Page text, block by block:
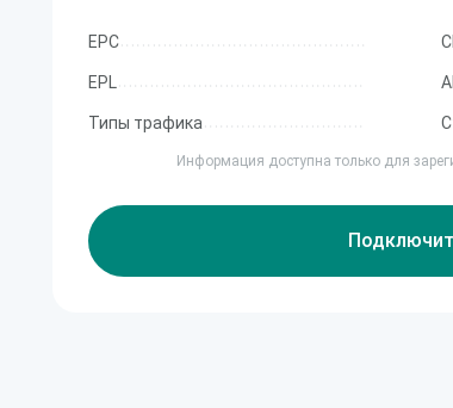
EPC
EPL
Типы трафика
Информация доступна только для